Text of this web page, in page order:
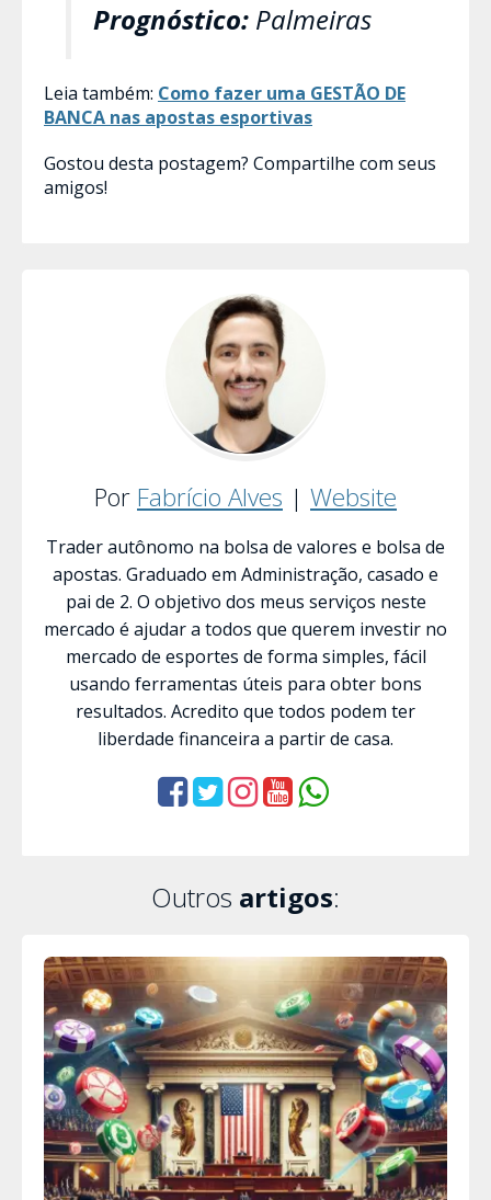
Prognóstico: Palmeiras
Leia também: Como fazer uma GESTÃO DE
BANCA nas apostas esportivas
Gostou desta postagem? Compartilhe com seus
amigos!
Por Fabrício Alves | Website
Trader autônomo na bolsa de valores e bolsa de
apostas. Graduado em Administração, casado e
pai de 2. O objetivo dos meus serviços neste
mercado é ajudar a todos que querem investir no
mercado de esportes de forma simples, fácil
usando ferramentas úteis para obter bons
resultados. Acredito que todos podem ter
liberdade financeira a partir de casa.
Outros artigos: